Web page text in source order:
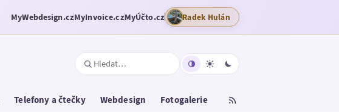
MyWebdesign.czMyInvoice.czMyÚčto.cz Radek Hulán
Telefony a čtečky Webdesign Fotogalerie